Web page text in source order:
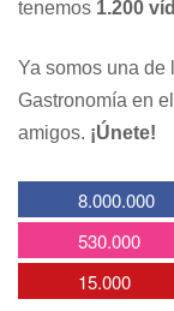
tenemos 1.200
Ya somos una de
Gastronomía en
amigos. ¡Únete!
8.000.000
530.000
15.000